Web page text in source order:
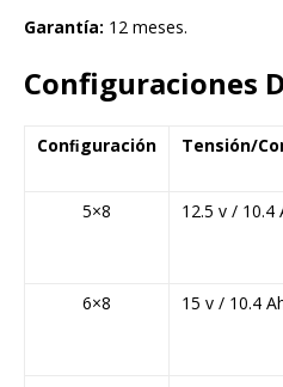
Garantía: 12 meses.
Configuraciones
Conﬁguración Tensión/
5×8
12.5 v / 10.4
6×8
15 v / 10.4